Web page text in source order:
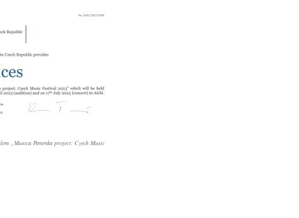
„Musica Panenka project: Czech Music